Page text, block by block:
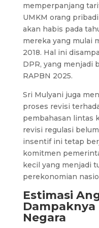
memperpanjang
UMKM orang
akan habis pada
mereka yang mulai
2018. Hal ini
DPR, yang menjadi
RAPBN 2025.
Sri Mulyani juga
proses revisi
pembahasan lintas
revisi regulasi
insentif ini tetap
komitmen
kecil yang menjadi
perekonomian
Estimasi
Dampaknya
Negara